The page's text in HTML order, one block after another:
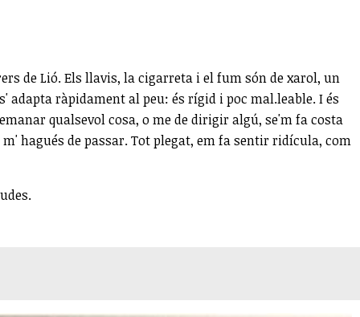
de Lió. Els llavis, la cigarreta ielfum són de xarol, un
ràpidament al peu: és rígid i poc mal.leable. I és
qualsevol cosa, o me de dirigir algú, se'm fa costa
hagués de passar. Tot plegat, em fa sentir ridícula, com